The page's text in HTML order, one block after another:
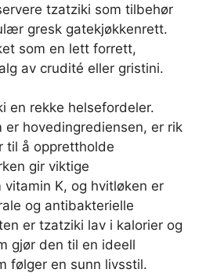
tzatziki som tilbehør
gresk gatekjøkkenrett.
som en lett forrett,
av crudité eller gristini.
en rekke helsefordeler.
er hovedingrediensen, er rik
til å opprettholde
gir viktige
K, og hvitløken er
og antibakterielle
er tzatziki lav i kalorier og
gjør den til en ideell
følger en sunn livsstil.